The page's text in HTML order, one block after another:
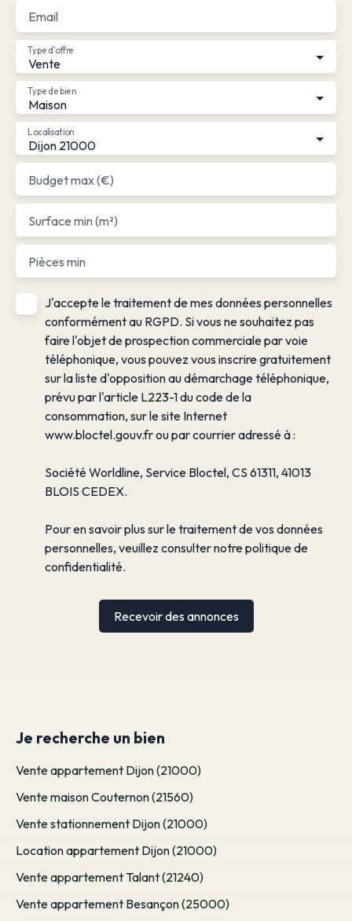
Email
Vente
Type d'offre
Maison
Type de bien
Dijon 21000
Localisation
Budget max (€)
Surface min (m²)
Pièces min
J'accepte le traitement de mes données personnelles
conformément au RGPD. Si vous ne souhaitez pas
faire l'objet de prospection commerciale par voie
téléphonique, vous pouvez vous inscrire gratuitement
sur la liste d'opposition au démarchage téléphonique,
prévu par l'article L223-1 du code de la
consommation, sur le site Internet
www.bloctel.gouv.fr ou par courrier adressé à :
Société Worldline, Service Bloctel, CS 61311, 41013
BLOIS CEDEX.
Pour en savoir plus sur le traitement de vos données
personnelles, veuillez consulter notrepolitique de
confidentialité.
Recevoir des annonces
Je recherche un bien
Vente appartement Dijon (21000)
Vente maison Couternon (21560)
Vente stationnement Dijon (21000)
Location appartement Dijon (21000)
Vente appartement Talant (21240)
Vente appartement Besançon (25000)